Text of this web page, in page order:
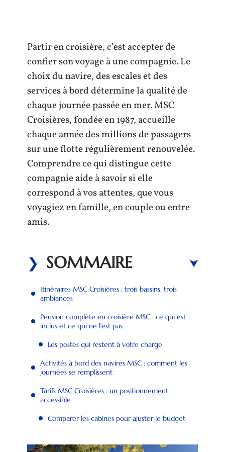
Partir en croisière, c’est accepter de
confier son voyage à une compagnie. Le
choix du navire, des escales et des
services à bord détermine la qualité de
chaque journée passée en mer. MSC
Croisières, fondée en 1987, accueille
chaque année des millions de passagers
sur une flotte régulièrement renouvelée.
Comprendre ce qui distingue cette
compagnie aide à savoir si elle
correspond à vos attentes, que vous
voyagiez en famille, en couple ou entre
amis.
SOMMAIRE
Itinéraires MSC Croisières : trois bassins, trois
ambiances
Pension complète en croisière MSC : ce qui est
inclus et ce qui ne l’est pas
Les postes qui restent à votre charge
Activités à bord des navires MSC : comment les
journées se remplissent
Tarifs MSC Croisières : un positionnement
accessible
Comparer les cabines pour ajuster le budget